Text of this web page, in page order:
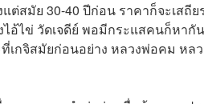
ต่สมัย 30-40 ปีก่อน ราคาก็จะเสถี
ไอ้ไข่ วัดเจดีย์ พอมีกระแสคนก็ห
เกจิสมัยก่อนอย่าง หลวงพ่อคม หล